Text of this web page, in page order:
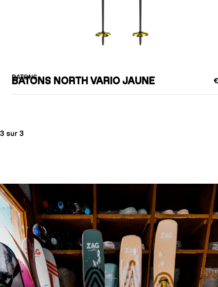
BATONS
BATONS NORTH VARIO JAUNE
3 sur 3